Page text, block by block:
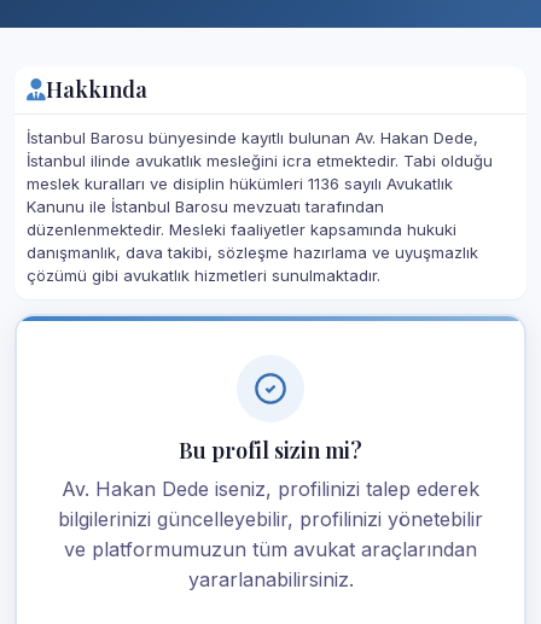
Hakkında
İstanbul Barosu bünyesinde kayıtlı bulunan Av. Hakan Dede,
İstanbul ilinde avukatlık mesleğini icra etmektedir. Tabi olduğu
meslek kuralları ve disiplin hükümleri 1136 sayılı Avukatlık
Kanunu ile İstanbul Barosu mevzuatı tarafından
düzenlenmektedir. Mesleki faaliyetler kapsamında hukuki
danışmanlık, dava takibi, sözleşme hazırlama ve uyuşmazlık
çözümü gibi avukatlık hizmetleri sunulmaktadır.
Bu profil sizin mi?
Av. Hakan Dede iseniz, profilinizi talep ederek
bilgilerinizi güncelleyebilir, profilinizi yönetebilir
ve platformumuzun tüm avukat araçlarından
yararlanabilirsiniz.